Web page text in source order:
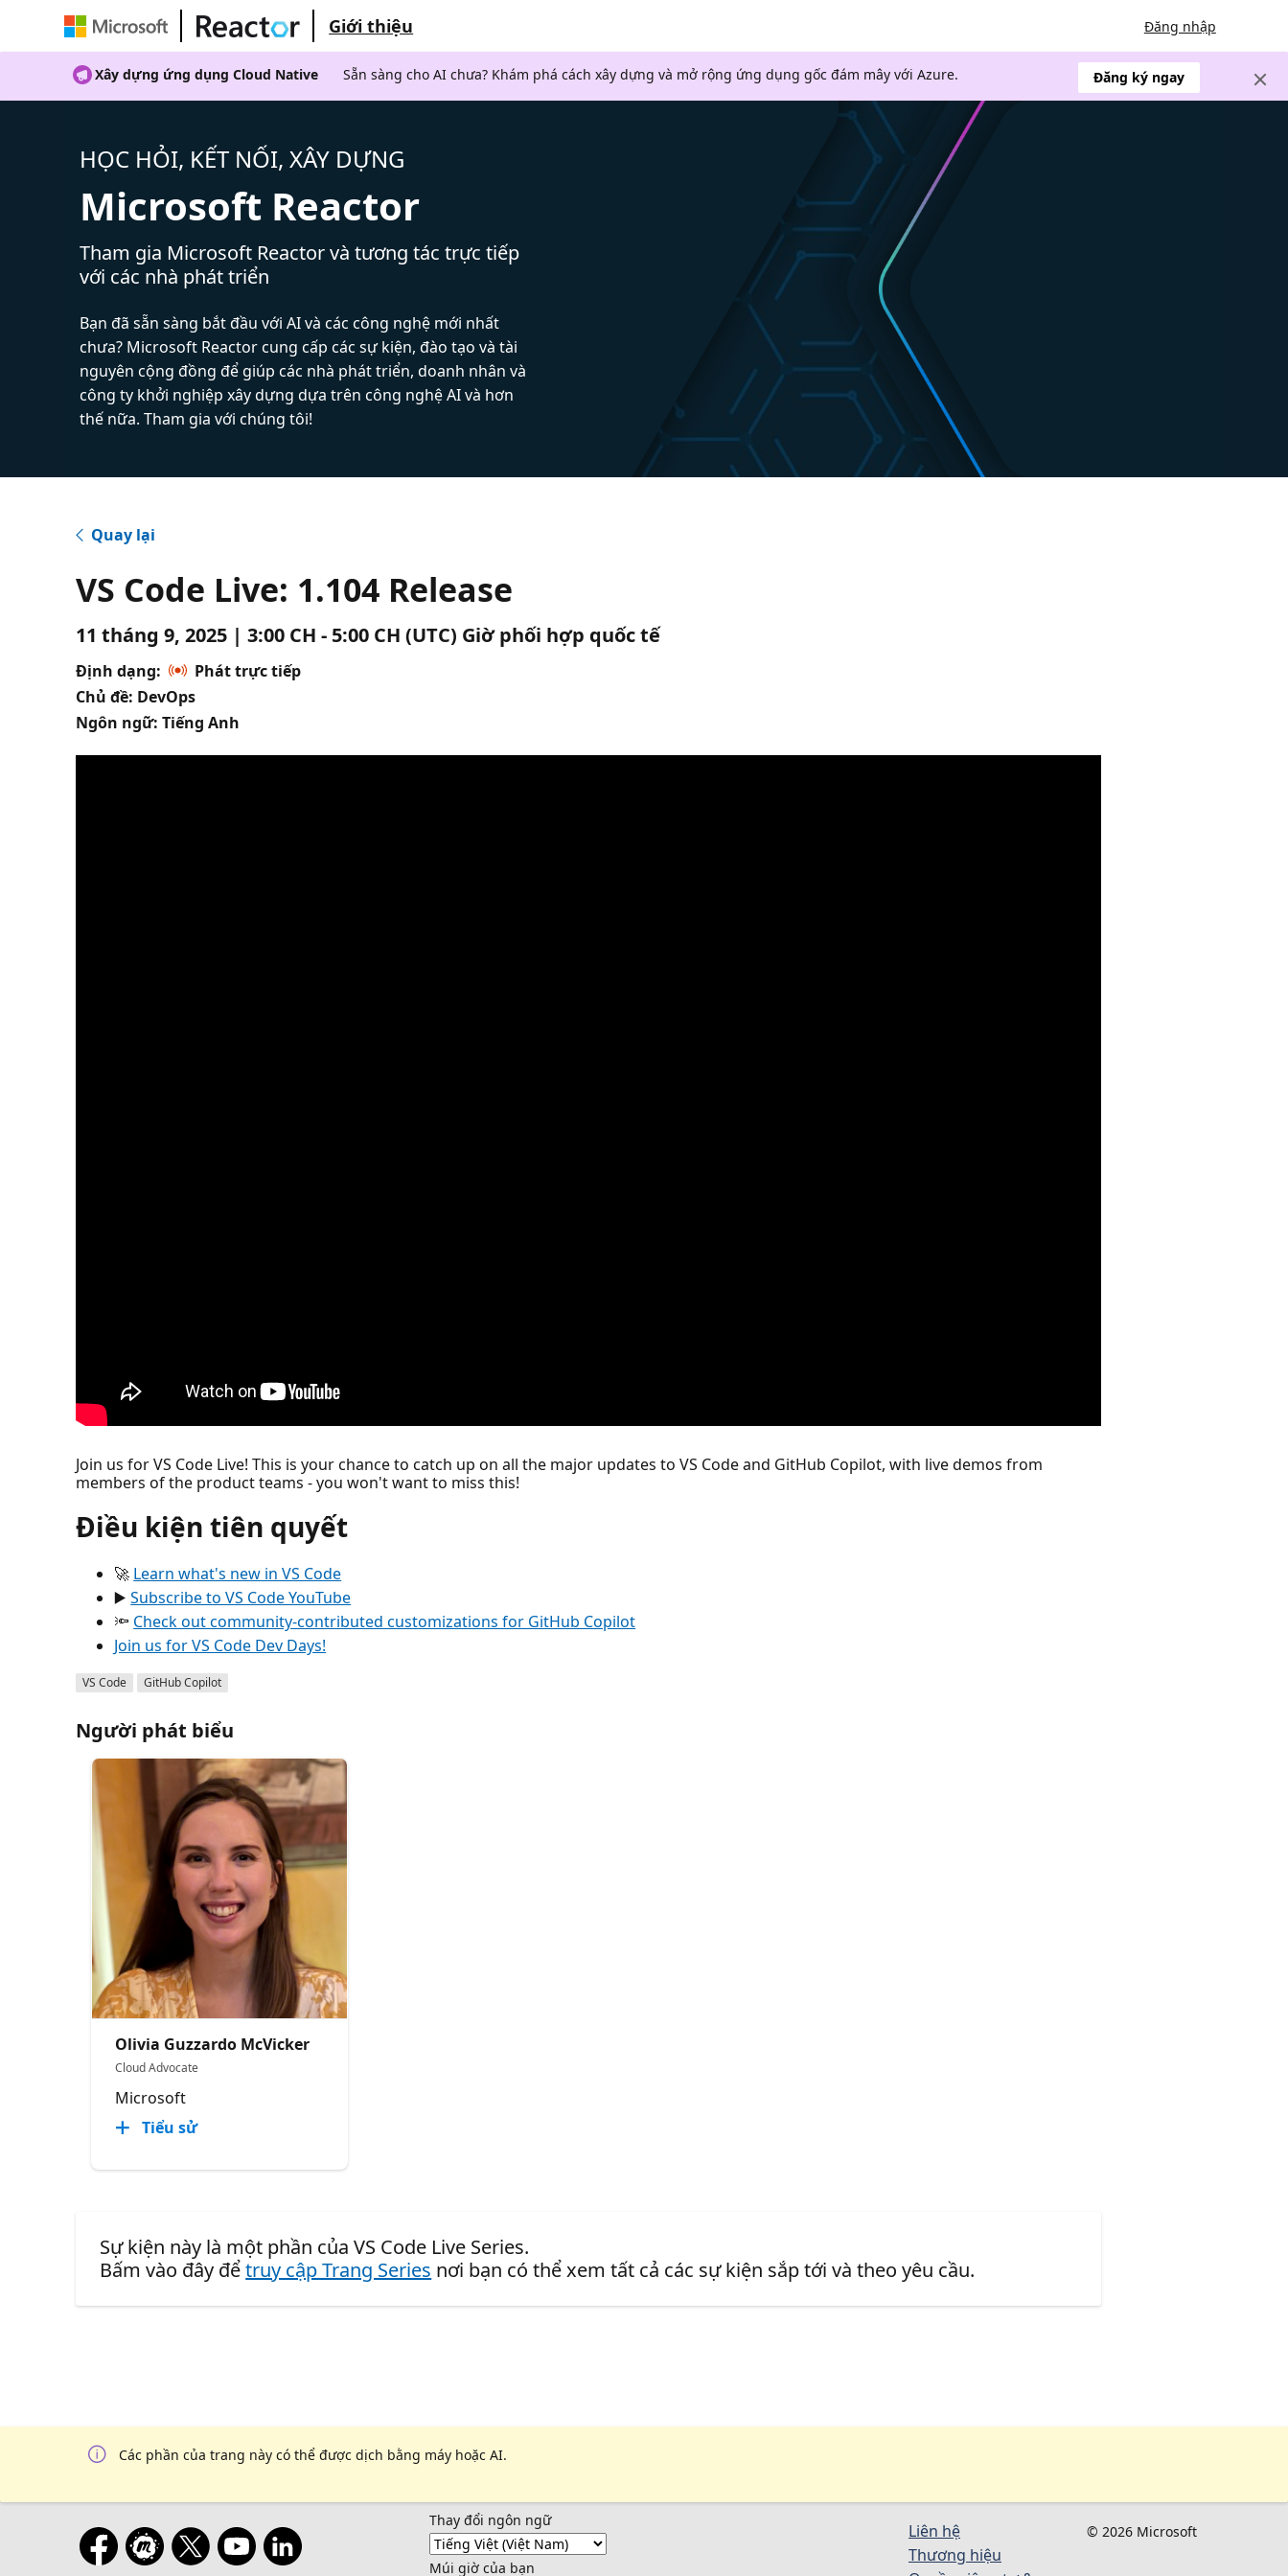
Giới thiệu Đăng nhập
Xây dựng ứng dụng Cloud Native Sẵn sàng cho AI chưa? Khám phá cách xây dựng và mở rộng ứng dụng gốc đám mây với Azure. Đăng ký ngay
HỌC HỎI, KẾT NỐI, XÂY DỰNG
Microsoft Reactor
Tham gia Microsoft Reactor và tương tác trực tiếp
với các nhà phát triển
Bạn đã sẵn sàng bắt đầu với AI và các công nghệ mới nhất
chưa? Microsoft Reactor cung cấp các sự kiện, đào tạo và tài
nguyên cộng đồng để giúp các nhà phát triển, doanh nhân và
công ty khởi nghiệp xây dựng dựa trên công nghệ AI và hơn
thế nữa. Tham gia với chúng tôi!
Quay lại
VS Code Live: 1.104 Release
11 tháng 9, 2025 | 3:00 CH - 5:00 CH (UTC) Giờ phối hợp quốc tế
Định dạng:
Phát trực tiếp
Chủ đề: DevOps
Ngôn ngữ: Tiếng Anh
Join us for VS Code Live! This is your chance to catch up on all the major updates to VS Code and GitHub Copilot, with live demos from
members of the product teams - you won't want to miss this!
Điều kiện tiên quyết
🚀 Learn what's new in VS Code
▶️Subscribe to VS Code YouTube
🔦 Check out community-contributed customizations for GitHub Copilot
Join us for VS Code Dev Days!
VS Code GitHub Copilot
Người phát biểu
Olivia Guzzardo McVicker
Cloud Advocate
Microsoft
Tiểu sử
Sự kiện này là một phần của VS Code Live Series.
Bấm vào đây đểtruy cập Trang Series nơi bạn có thể xem tất cả các sự kiện sắp tới và theo yêu cầu.
Các phần của trang này có thể được dịch bằng máy hoặc AI.
Thay đổi ngôn ngữ
Múi giờ của bạn
Liên hệ
Thương hiệu
© 2026 Microsoft